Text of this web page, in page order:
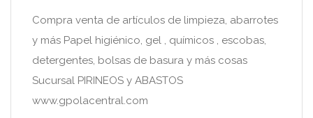
Compra venta de artículos de limpieza, abarrotes
y más Papel higiénico, gel , químicos , escobas,
detergentes, bolsas de basura y más cosas
Sucursal PIRINEOS y ABASTOS
www.gpolacentral.com